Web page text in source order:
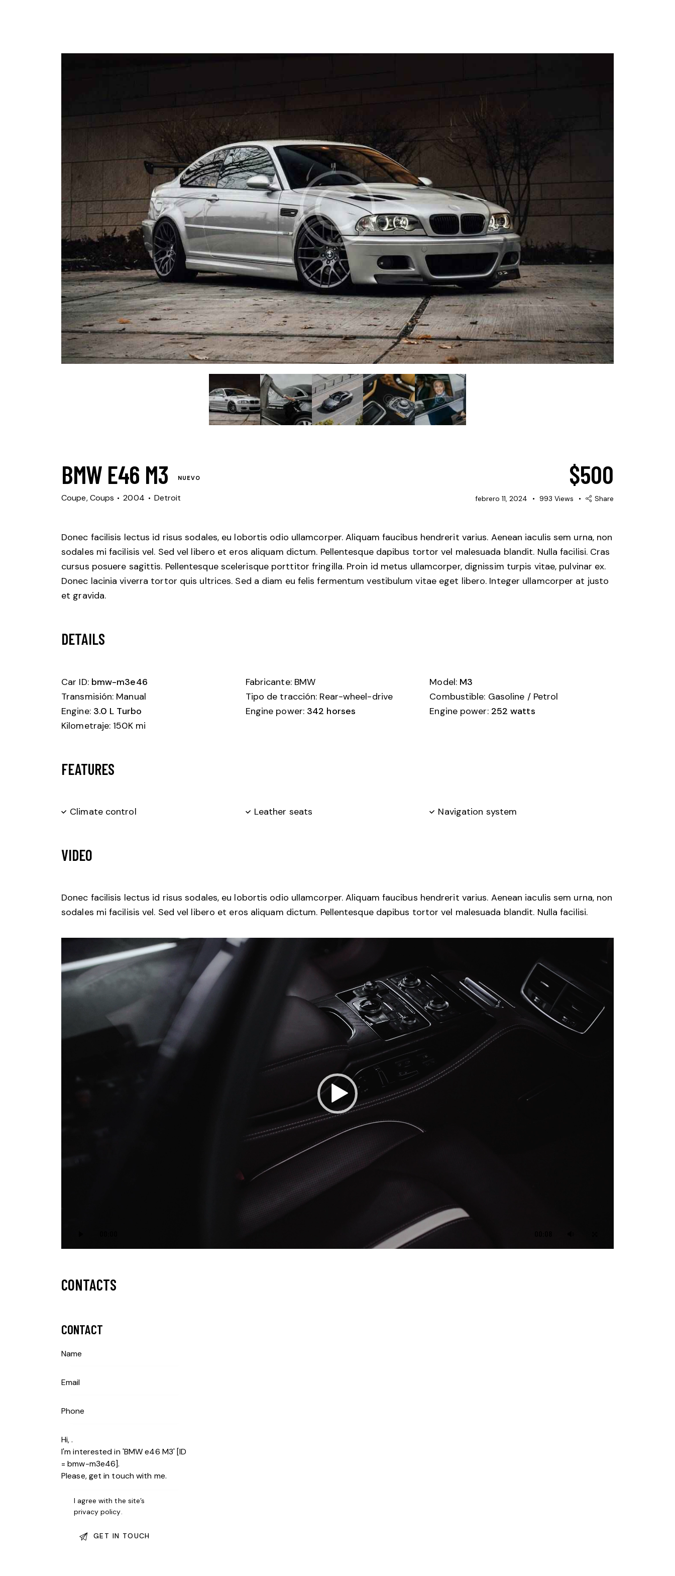
Cilindrada Año Precio
Elevalunas eléctricos (4)
BMW E46 M3 NUEVO
Coupe,Coups 2004 Detroit
$500
febrero 11, 2024 993 Views Share
Donec facilisis lectus id risus sodales, eu lobortis odio ullamcorper. Aliquam faucibus hendrerit varius. Aenean iaculis sem urna, non
sodales mi facilisis vel. Sed vel libero et eros aliquam dictum. Pellentesque dapibus tortor vel malesuada blandit. Nulla facilisi. Cras
cursus posuere sagittis. Pellentesque scelerisque porttitor fringilla. Proin id metus ullamcorper, dignissim turpis vitae, pulvinar ex.
Donec lacinia viverra tortor quis ultrices. Sed a diam eu felis fermentum vestibulum vitae eget libero. Integer ullamcorper at justo
et gravida.
DETAILS
Car ID: bmw-m3e46 Fabricante: BMW Model: M3
Transmisión: Manual
Tipo de tracción: Rear-wheel-drive
Combustible: Gasoline / Petrol
Engine: 3.0 L Turbo Engine power: 342 horses Engine power: 252 watts
Kilometraje: 150K mi
FEATURES
Climate control Leather seats Navigation system
VIDEO
Donec facilisis lectus id risus sodales, eu lobortis odio ullamcorper. Aliquam faucibus hendrerit varius. Aenean iaculis sem urna, non
sodales mi facilisis vel. Sed vel libero et eros aliquam dictum. Pellentesque dapibus tortor vel malesuada blandit. Nulla facilisi.
de
vídeo
CONTACTS
CONTACT
I agree with the site’s
privacy policy.